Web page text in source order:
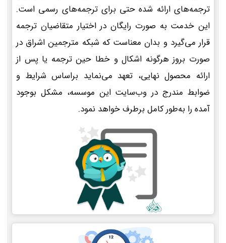
ترجمه‌های ارائه شده حتی برای ترجمه‌های رسمی است.
این خدمت به صورت رایگان در اختیار متقاضیان ترجمه
قرار می‌گیرد و بدان معناست که شبکه مترجمین اشراق در
صورت بروز هرگونه اشکال و خطا حین ترجمه یا پس از
ارائه محصول نهایی، تعهد می‌نماید براساس شرایط و
ضوابط مندرج در وب‌سایت این موسسه، مشکل بوجود
آمده را به‌طور کامل برطرف خواهد نمود.